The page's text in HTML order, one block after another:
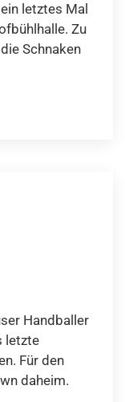
letztes Mal
Zu
Schnaken
Handballer
letzte
Für den
daheim.